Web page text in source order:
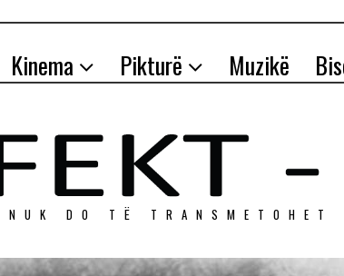
Kinema Pikturë Muzikë
DO TЁ TRANSMETOHET